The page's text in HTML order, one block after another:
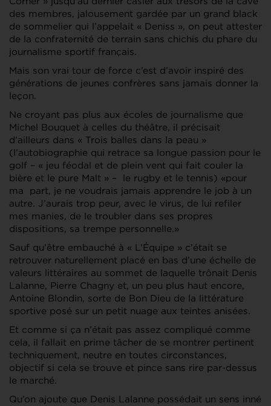
des membres, jalousement gardée par un grand black
de sommelier qui l’appelait « Deniss », on peut attester
de la confraternité de terrain sans chichis du phare du
journalisme sportif français.
Mais son vrai tour de force c’est d’avoir inspiré des
générations de jeunes confrères sans jamais donner la
leçon.
Ne croyant pas plus aux écoles de journalisme que
Michel Bouquet à celles du théâtre, il précisait
d’ailleurs dans « Trois balles dans la peau »
(l’autobiographie qui retrace sa longue passion pour le
golf – « jeu féodal et de plein vent qui fait couler la
bière et le pure Malt » – le rugby et le tennis) «pour
ma part, je ne voudrais jamais apprendre le job à un
autre. J’aurais trop peur, avec le virus, de lui refiler
mes manies, de le troubler dans ses propres
dispositions, sa trempe personnelle.»
Sauf qu’être embauché à « L’Équipe » c’était se
retrouver naturellement placé en bas d’une échelle de
valeurs littéraires au sommet de laquelle trônait Denis
Lalanne, Pierre Chagny et, un peu plus haut encore,
Antoine Blondin, sorte de Bon Dieu de la littérature
sportive posé sur un petit nuage aux teintes anisées.
Et comme si ça n’était pas assez compliqué comme
cela, il fallait en prime tâcher de se montrer pertinent
techniquement, neutre en toutes circonstances,
objectif si cela se trouve et pince sans rire par-dessus
le marché.
Qu’on ajoute que Denis Lalanne possédait un sens inné